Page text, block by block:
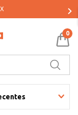
SEM JUROS*
0